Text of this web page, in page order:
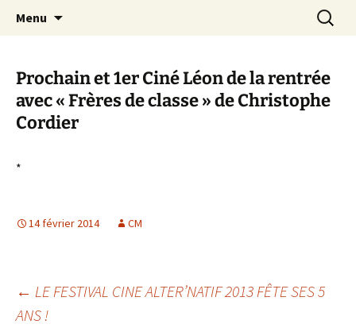
Canal Marches
Menu
Prochain et 1er Ciné Léon de la rentrée
avec « Frères de classe » de Christophe
Cordier
*
14 février 2014 CM
Navigation
← LE FESTIVAL CINE ALTER’NATIF 2013 FÊTE SES 5
ANS !